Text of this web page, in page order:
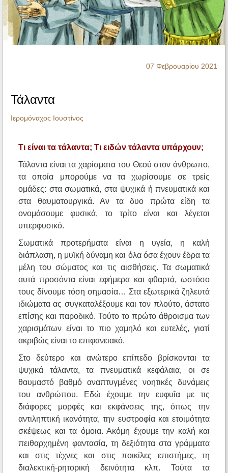
Ηχητικά
07 Φεβρουαρίου 2021
Τάλαντα
Ιερομόναχος Ιουστίνος
Τι είναι τα τάλαντα; Τι ειδών τάλαντα υπάρχουν;
Τάλαντα είναι τα χαρίσματα του Θεού στον άνθρωπο,
τα οποία μπορούμε να τα χωρίσουμε σε τρείς
ομάδες: στα σωματικά, στα ψυχικά ή πνευματικά και
στα θαυματουργικά. Αν τα δυο πρώτα είδη τα
ονομάσουμε φυσικά, το τρίτο είναι και λέγεται
υπερφυσικό.
Σωματικά προτερήματα είναι η υγεία, η καλή
διάπλαση, η μυϊκή δύναμη και όλα όσα έχουν έδρα τα
μέλη του σώματος και τις αισθήσεις. Τα σωματικά
αυτά προσόντα είναι εφήμερα και φθαρτά, ωστόσο
τους δίνουμε τόση σημασία… Στα εξωτερικά ζηλευτά
ιδιώματα ας συγκαταλέξουμε και τον πλούτο, άστατο
επίσης και παροδικό. Τούτο το πρώτο άθροισμα των
χαρισμάτων είναι το πιο χαμηλό και ευτελές, γιατί
ακριβώς είναι το επιφανειακό.
Στο δεύτερο και ανώτερο επίπεδο βρίσκονται τα
ψυχικά τάλαντα, τα πνευματικά κεφάλαια, οι σε
θαυμαστό βαθμό αναπτυγμένες νοητικές δυνάμεις
του ανθρώπου. Εδώ έχουμε την ευφυΐα με τις
διάφορες μορφές και εκφάνσεις της, όπως την
αντιληπτική ικανότητα, την ευστροφία και ετοιμότητα
σκέψεως και τα όμοια. Ακόμη έχουμε την καλή και
πειθαρχημένη φαντασία, τη δεξιότητα στα γράμματα
και στις τέχνες και στις ποικίλες επιστήμες, τη
διαλεκτική-ρητορική δεινότητα κλπ. Τούτα τα